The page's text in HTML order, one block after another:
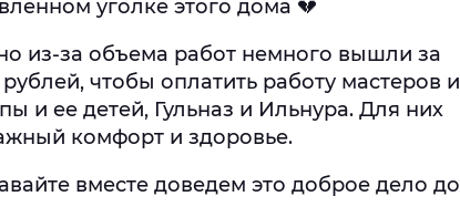
уголке этого дома 💔
из-за объема работ немного вышли за
чтобы оплатить работу мастеров и
и ее детей, Гульназ и Ильнура. Для них
комфорт и здоровье.
вместе доведем это доброе дело до